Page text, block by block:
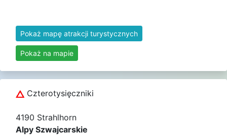
Pokaż mapę atrakcji turystycznych
Pokaż na mapie
Czterotysięczniki
4190 Strahlhorn
Alpy Szwajcarskie